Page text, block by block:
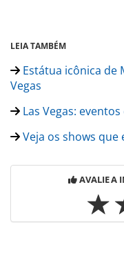
LEIA TAMBÉM
Estátua icônica de
Vegas
Las Vegas:
Veja os shows que
AVALIE A